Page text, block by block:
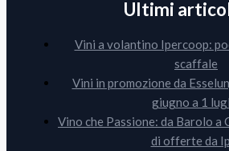
Ultimi
Vini a volantino Ipercoop:
scaffale
Vini in promozione da
giugno a 1
Vino che Passione: da Barolo a
di offerte da